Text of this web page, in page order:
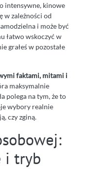
intensywne, kinowe
w zależności od
i może być
łatwo wskoczyć w
grałeś w pozostałe
faktami, mitami i
maksymalnie
polega na tym, że to
wybory realnie
czy zginą.
i tryb